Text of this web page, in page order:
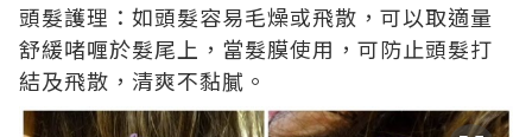
頭髮護理：如頭髮容易毛燥或飛散，可以取適量
舒緩啫喱於髮尾上，當髮膜使用，可防止頭髮打
結及飛散，清爽不黏膩。